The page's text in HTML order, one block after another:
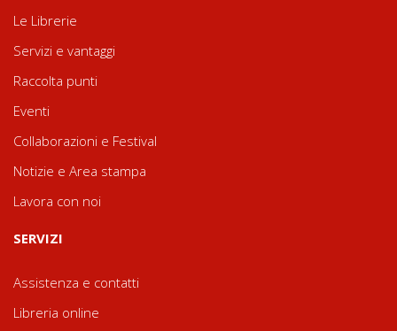
Le Librerie
Servizi e vantaggi
Raccolta punti
Eventi
Collaborazioni e Festival
Notizie e Area stampa
Lavora con noi
SERVIZI
Assistenza e contatti
Libreria online